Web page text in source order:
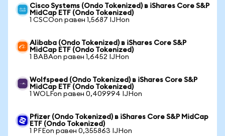
Cisco Systems (Ondo Tokenized) в iShares Core S&P
MidCap ETF (Ondo Tokenized)
1 CSCOon равен 1,5687 IJHon
Alibaba (Ondo Tokenized) в iShares Core S&P
MidCap ETF (Ondo Tokenized)
1 BABAon равен 1,6452 IJHon
Wolfspeed (Ondo Tokenized) в iShares Core S&P
MidCap ETF (Ondo Tokenized)
1 WOLFon равен 0,409994 IJHon
Pfizer (Ondo Tokenized) в iShares Core S&P MidCap
ETF (Ondo Tokenized)
1 PFEon равен 0,355863 IJHon